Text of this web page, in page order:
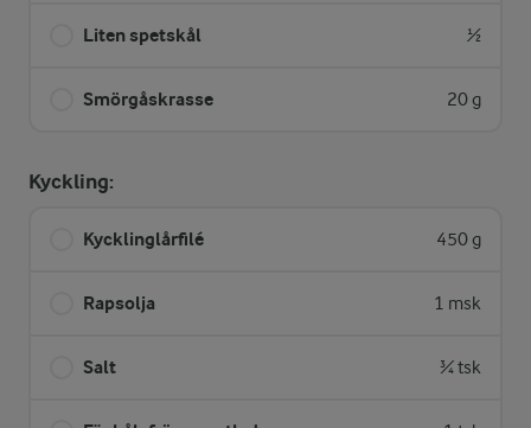
Liten spetskål ½
Smörgåskrasse 20 g
Kyckling:
Kycklinglårfilé 450 g
Rapsolja 1 msk
Salt ¾ tsk